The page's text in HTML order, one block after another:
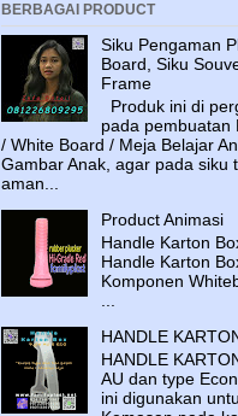
BERBAGAI PRODUCT
Siku Pengaman
Board, Siku
Frame
Produk ini di
pada pembuatan
/ White Board / Meja Belajar
Gambar Anak, agar pada siku
aman...
Product Animasi
Handle Karton
Handle Karton
Komponen
HANDLE
HANDLE
AU dan type
ini digunakan